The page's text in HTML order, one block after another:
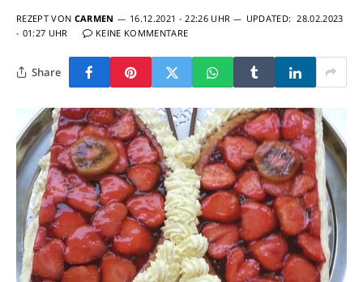
REZEPT VON CARMEN 16.12.2021 - 22:26 UHR UPDATED: 28.02.2023
- 01:27 UHR
KEINE KOMMENTARE
Share